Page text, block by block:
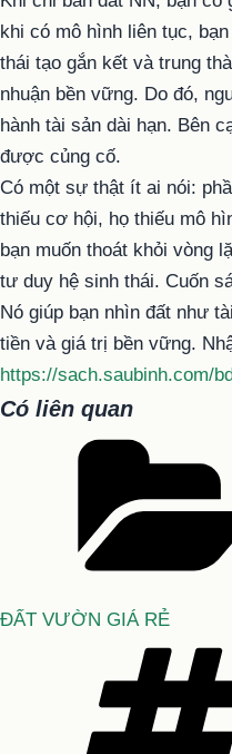
khi có mô hình liên tục,
thái tạo gắn kết và trung
nhuận bền vững. Do đó,
hành tài sản dài hạn. Bên
được củng cố.
Có một sự thật ít ai nói:
thiếu cơ hội, họ thiếu mô
bạn muốn thoát khỏi vòng
tư duy hệ sinh thái. Cuốn
Nó giúp bạn nhìn đất như
tiền và giá trị bền vững.
https://sach.saubinh.com/
Có liên quan
ĐẤT VƯỜN GIÁ RẺ